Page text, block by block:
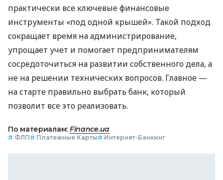
практически все ключевые финансовые
инструменты «под одной крышей». Такой подход
сокращает время на администрирование,
упрощает учет и помогает предпринимателям
сосредоточиться на развитии собственного дела, а
не на решении технических вопросов. Главное —
на старте правильно выбрать банк, который
позволит все это реализовать.
По материалам: Finance.ua
# ФЛП# Платежные Карты# Интернет-Банкинг